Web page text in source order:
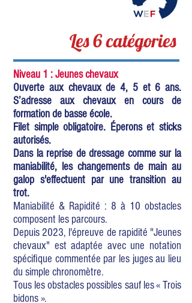
Les 6 catégories
Niveau 1 : Jeunes chevaux
Ouverte aux chevaux de 4, 5 et 6 ans.
S’adresse aux chevaux en cours de
formation de basse école.
Filet simple obligatoire. Éperons et sticks
autorisés.
Dans la reprise de dressage comme sur la
maniabilité, les changements de main au
galop s'effectuent par une transition au
trot.
Maniabilité & Rapidité : 8 à 10 obstacles
composent les parcours.
Depuis 2023, l'épreuve de rapidité "Jeunes
chevaux" est adaptée avec une notation
spécifique commentée par les juges au lieu
du simple chronomètre.
Tous les obstacles possibles sauf les « Trois
bidons ».